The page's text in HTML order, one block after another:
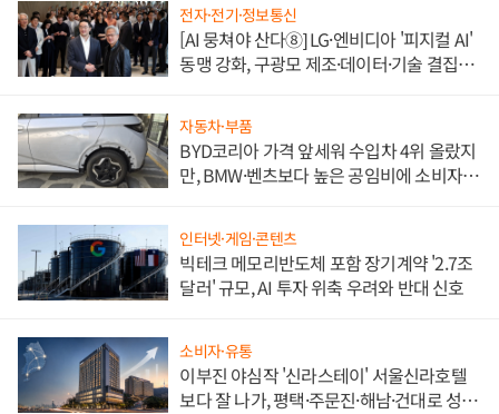
전자·전기·정보통신
[AI 뭉쳐야 산다⑧] LG·엔비디아 '피지컬 AI'
동맹 강화, 구광모 제조·데이터·기술 결집
자동차·부품
BYD코리아 가격 앞세워 수입차 4위 올랐지
만, BMW·벤츠보다 높은 공임비에 소비자
인터넷·게임·콘텐츠
빅테크 메모리반도체 포함 장기계약 '2.7조
달러' 규모, AI 투자 위축 우려와 반대 신호
소비자·유통
이부진 야심작 '신라스테이' 서울신라호텔
보다 잘 나가, 평택·주문진·해남·건대로 성